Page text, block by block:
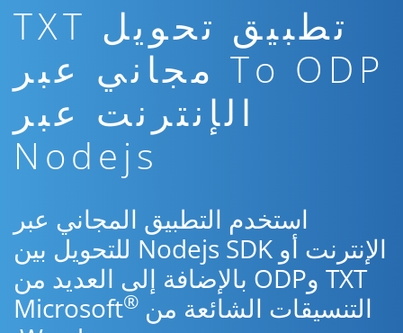
تطبيق تحويل TXT
To ODP مجاني عبر
الإنترنت عبر
Nodejs
استخدم التطبيق المجاني عبر
الإنترنت أو Nodejs SDK للتحويل بين
TXT وODP بالإضافة إلى العديد من
التنسيقات الشائعة من Microsoft ®